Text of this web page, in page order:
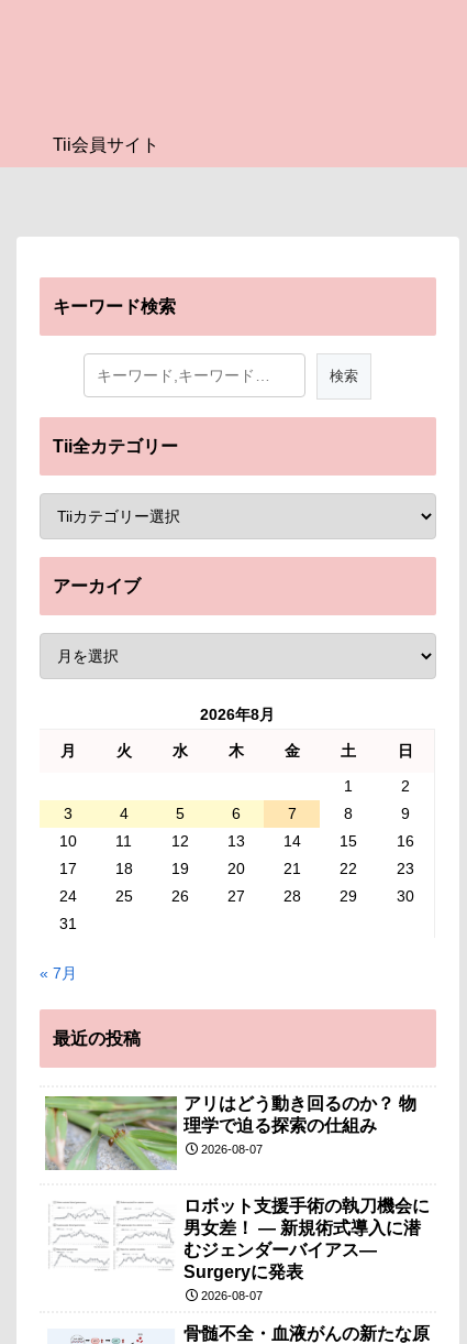
Tii会員サイト
キーワード検索
Tii全カテゴリー
アーカイブ
2026年8月
月 火 水 木 金 土
日
1
2
3
4 5 6 7 8
9
10
11 12 13 14 15
16
17
18 19 20 21 22
23
24
25 26 27 28 29
30
31
« 7月
最近の投稿
アリはどう動き回るのか？ 物
理学で迫る探索の仕組み
2026-08-07
ロボット支援手術の執刀機会に
男女差！ — 新規術式導入に潜
むジェンダーバイアス—
Surgeryに発表
2026-08-07
骨髄不全・血液がんの新たな原